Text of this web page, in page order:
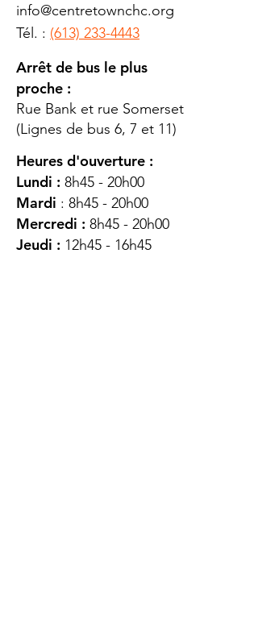
info@centretownchc.org
Tél. : (613) 233-4443
Arrêt de bus le plus
proche :
Rue Bank et rue Somerset
(Lignes de bus 6, 7 et 11)
Heures d'ouverture :
Lundi : 8h45 - 20h00
Mardi : 8h45 - 20h00
Mercredi : 8h45 - 20h00
Jeudi : 12h45 - 16h45